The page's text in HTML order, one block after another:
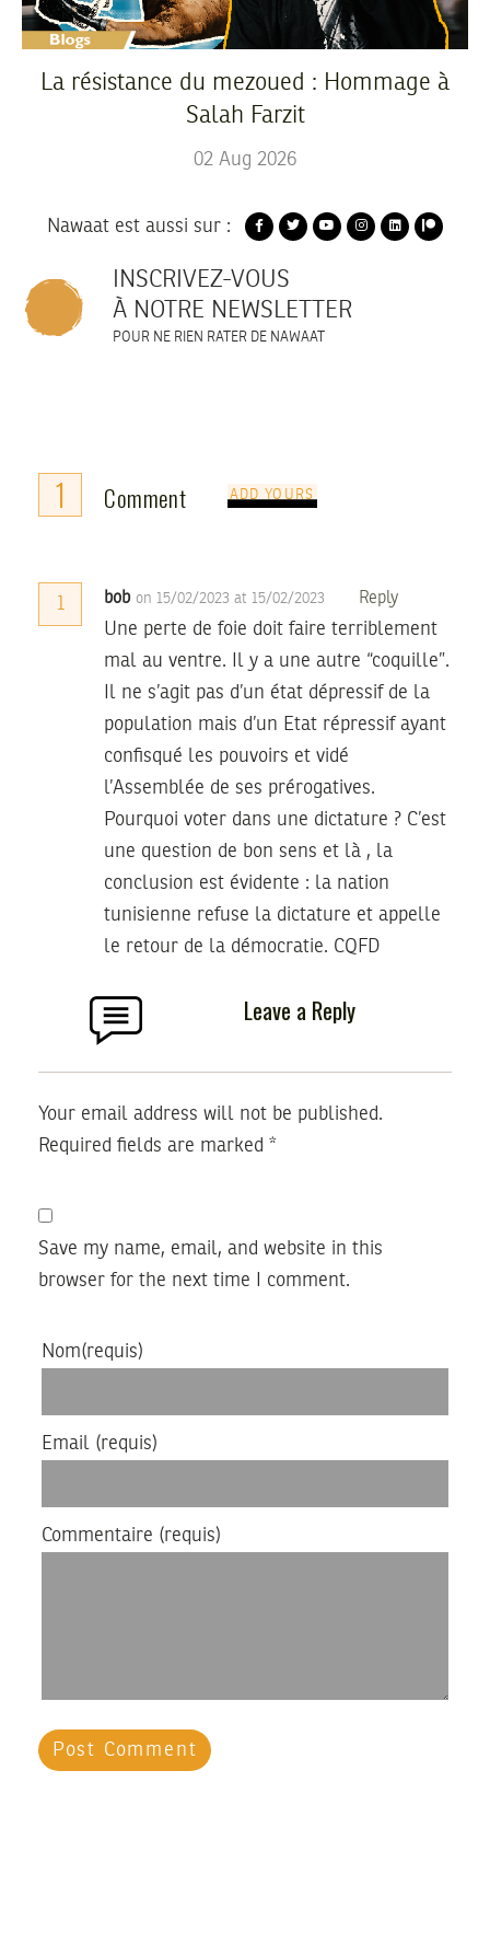
La résistance du mezoued : Hommage à
Salah Farzit
02 Aug 2026
Nawaat est aussi sur :
INSCRIVEZ-VOUS
À NOTRE NEWSLETTER
POUR NE RIEN RATER DE NAWAAT
1 Comment ADD YOURS
1 bob on 15/02/2023 at 15/02/2023 Reply
Une perte de foie doit faire terriblement
mal au ventre. Il y a une autre “coquille”.
Il ne s’agit pas d’un état dépressif de la
population mais d’un Etat répressif ayant
confisqué les pouvoirs et vidé
l’Assemblée de ses prérogatives.
Pourquoi voter dans une dictature ? C’est
une question de bon sens et là , la
conclusion est évidente : la nation
tunisienne refuse la dictature et appelle
le retour de la démocratie. CQFD
Leave a Reply
Your email address will not be published.
Required fields are marked *
Save my name, email, and website in this
browser for the next time I comment.
Nom(requis)
Email (requis)
Commentaire (requis)